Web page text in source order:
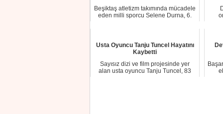
Beşiktaş atletizm takımında mücadele
eden milli sporcu Selene Durna, 6.
Usta Oyuncu Tanju Tuncel Hayatını
Kaybetti
Sayısız dizi ve film projesinde yer
alan usta oyuncu Tanju Tuncel, 83